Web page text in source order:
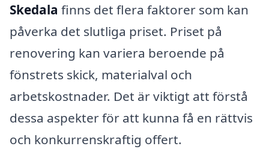
Skedala finns det flera faktorer som kan
påverka det slutliga priset. Priset på
renovering kan variera beroende på
fönstrets skick, materialval och
arbetskostnader. Det är viktigt att förstå
dessa aspekter för att kunna få en rättvis
och konkurrenskraftig offert.